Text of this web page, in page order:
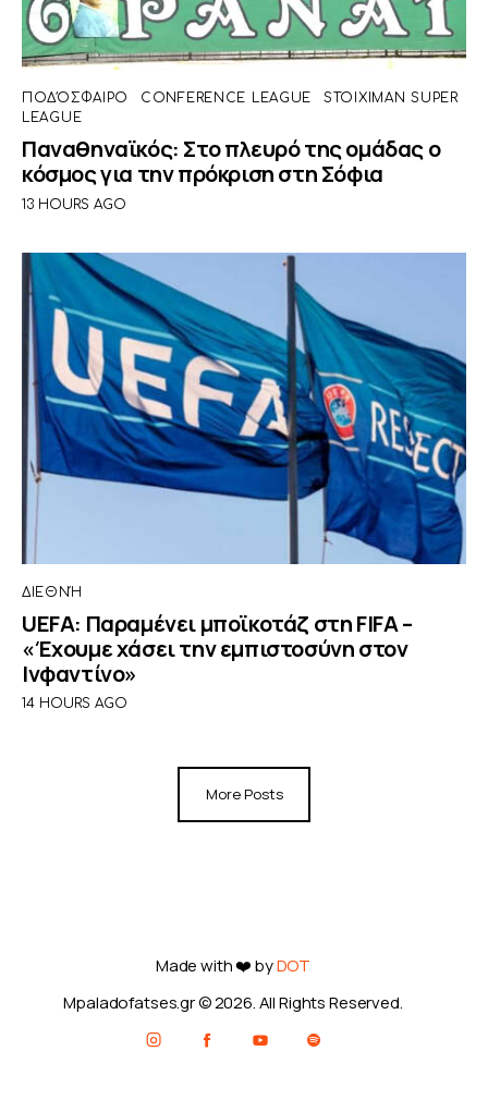
ΠΟΔΌΣΦΑΙΡΟ CONFERENCE LEAGUE
STOIXIMAN SUPER
LEAGUE
Παναθηναϊκός: Στο πλευρό της ομάδας ο
κόσμος για την πρόκριση στη Σόφια
13 HOURS AGO
ΔΙΕΘΝΉ
UEFA: Παραμένει μποϊκοτάζ στη FIFA –
«Έχουμε χάσει την εμπιστοσύνη στον
Ινφαντίνο»
14 HOURS AGO
More Posts
Made with ❤️ byDOT
Mpaladofatses.gr © 2026. All Rights Reserved.